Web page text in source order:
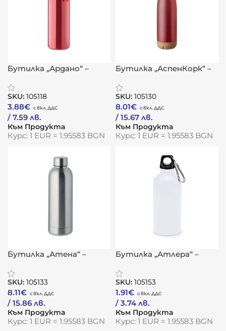
Бутилка „Ардано“ –
с градски характер
SKU: 105118
3.88€
/ 7.59 лв.
Към Продукта
Курс: 1 EUR = 1.95583 BGN
Бутилка „АспенКорк“ –
естествен акцент
SKU: 105130
8.01€
/ 15.67 лв.
Към Продукта
Курс: 1 EUR = 1.95583 BGN
Бутилка „Атена“ –
рециклирана същност
SKU: 105133
8.11€
/ 15.86 лв.
Към Продукта
Курс: 1 EUR = 1.95583 BGN
Бутилка „Атлера“ –
издръжливост с
приключенски дух
SKU: 105153
1.91€
/ 3.74 лв.
Към Продукта
Курс: 1 EUR = 1.95583 BGN